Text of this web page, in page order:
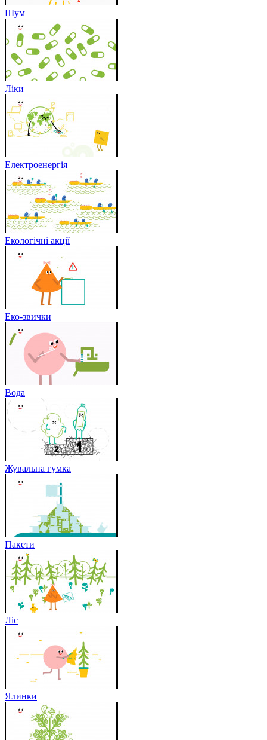
Шум
Ліки
Електроенергія
Екологічні акції
Еко-звички
Вода
Жувальна гумка
Пакети
Ліс
Ялинки